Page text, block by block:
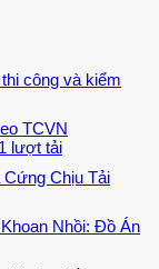
công và kiểm
TCVN
1 lượt tải
Cứng Chịu Tải
Nhồi: Đồ Án